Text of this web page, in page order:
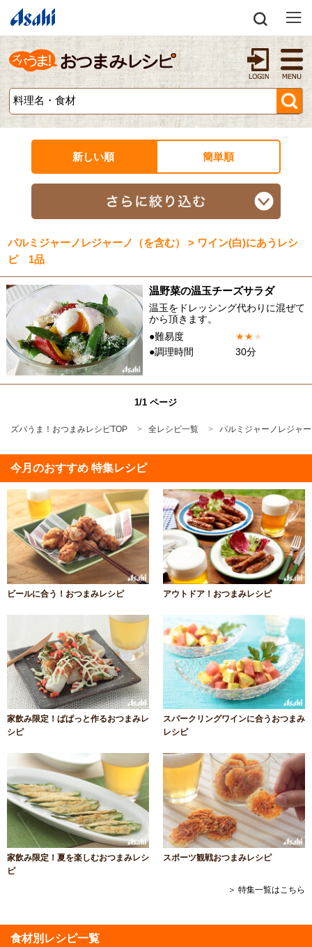
新しい順 簡単順
パルミジャーノレジャーノ（を含む） > ワイン(白)にあうレシ
ピ 1品
温野菜の温玉チーズサラダ
温玉をドレッシング代わりに混ぜて
から頂きます。
●難易度
★★★
●調理時間
30分
1/1 ページ
ズバうま！おつまみレシピTOP 全レシピ一覧 パルミジャーノレジャ
今月のおすすめ 特集レシピ
ビールに合う！おつまみレシピ アウトドア！おつまみレシピ
家飲み限定！ぱぱっと作るおつまみレ
シピ
スパークリングワインに合うおつまみ
レシピ
家飲み限定！夏を楽しむおつまみレシ
ピ
スポーツ観戦おつまみレシピ
＞ 特集一覧はこちら
食材別レシピ一覧